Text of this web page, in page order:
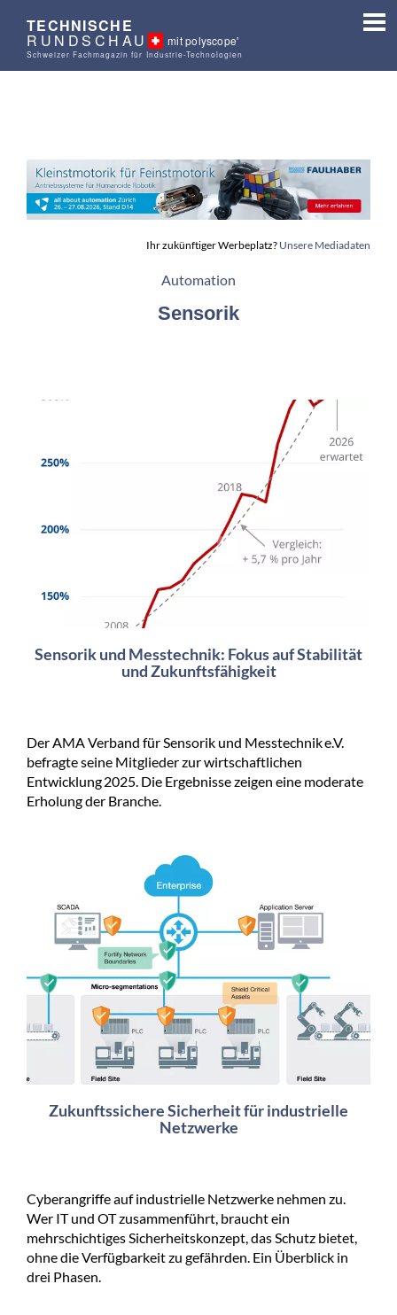
TECHNISCHE
RUNDSCHAU mit polyscope'
Schweizer Fachmagazin für Industrie-Technologien
Ihr zukünftiger Werbeplatz? Unsere Mediadaten
Automation
Sensorik
Sensorik und Messtechnik: Fokus auf Stabilität
und Zukunftsfähigkeit
Der AMA Verband für Sensorik und Messtechnik e.V.
befragte seine Mitglieder zur wirtschaftlichen
Entwicklung 2025. Die Ergebnisse zeigen eine moderate
Erholung der Branche.
Zukunftssichere Sicherheit für industrielle
Netzwerke
Cyberangriffe auf industrielle Netzwerke nehmen zu.
Wer IT und OT zusammenführt, braucht ein
mehrschichtiges Sicherheitskonzept, das Schutz bietet,
ohne die Verfügbarkeit zu gefährden. Ein Überblick in
drei Phasen.